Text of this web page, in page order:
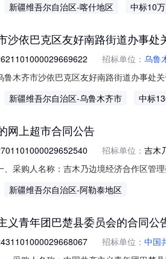
在行政区划编码:653199项目所在行政区划
新疆维吾尔自治区-喀什地区 中标10
沙依巴克区友好南路街道办事
招标单位： 乌鲁
鲁木齐市沙依巴克区友好南路街道办事处
项目所在行政区划编码:650103项目所在行
新疆维吾尔自治区-乌鲁木齐市 中标
网上超市合同公告
招标单位： 吉木
、采购人名称：吉木乃边境经济合作区管
序号标项名称规格型号单位数量单价(元)总
新疆维吾尔自治区-阿勒泰地区
义青年团巴楚县委员会的合同公
招标单位： 中国